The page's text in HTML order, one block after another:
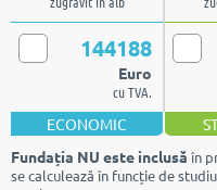
144188
Euro
cu TVA.
ECONOMIC
Fundația NU este inclusă în
se calculează în funcție de